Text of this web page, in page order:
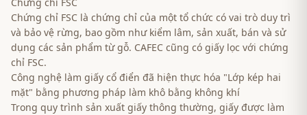
Chứng chỉ FSC là chứng chỉ của một tổ chức có vai trò duy trì
và bảo vệ rừng, bao gồm như kiểm lâm, sản xuất, bán và sử
dụng các sản phẩm từ gỗ. CAFEC cũng có giấy lọc với chứng
chỉ FSC.
Công nghệ làm giấy cổ điển đã hiện thực hóa "Lớp kép hai
mặt" bằng phương pháp làm khô bằng không khí
Trong quy trình sản xuất giấy thông thường, giấy được làm